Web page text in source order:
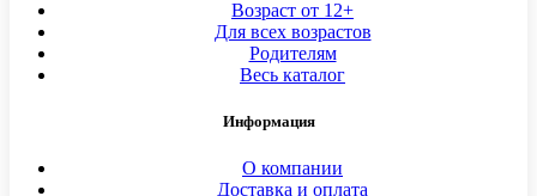
Возраст от 12+
Для всех возрастов
Родителям
Весь каталог
Информация
О компании
Доставка и оплата